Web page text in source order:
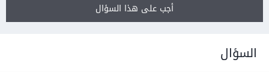
أجب على هذا السؤال
السؤال